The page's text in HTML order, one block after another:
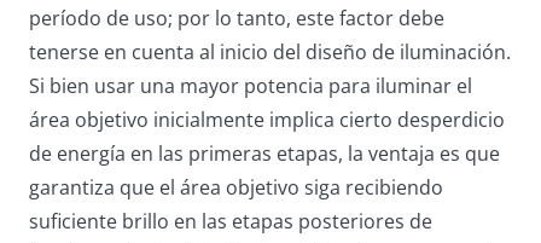
período de uso; por lo tanto, este factor debe
tenerse en cuenta al inicio del diseño de iluminación.
Si bien usar una mayor potencia para iluminar el
área objetivo inicialmente implica cierto desperdicio
de energía en las primeras etapas, la ventaja es que
garantiza que el área objetivo siga recibiendo
suficiente brillo en las etapas posteriores de